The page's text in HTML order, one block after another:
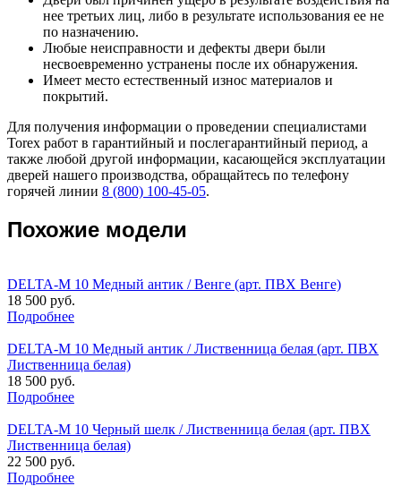
нее третьих лиц, либо в результате использования ее не
по назначению.
Любые неисправности и дефекты двери были
несвоевременно устранены после их обнаружения.
Имеет место естественный износ материалов и
покрытий.
Для получения информации о проведении специалистами
Torex работ в гарантийный и послегарантийный период, а
также любой другой информации, касающейся эксплуатации
дверей нашего производства, обращайтесь по телефону
горячей линии 8 (800) 100-45-05.
Похожие модели
DELTA-M 10 Медный антик / Венге (арт. ПВХ Венге)
18 500 руб.
Подробнее
DELTA-M 10 Медный антик / Лиственница белая (арт. ПВХ
Лиственница белая)
18 500 руб.
Подробнее
DELTA-M 10 Черный шелк / Лиственница белая (арт. ПВХ
Лиственница белая)
22 500 руб.
Подробнее